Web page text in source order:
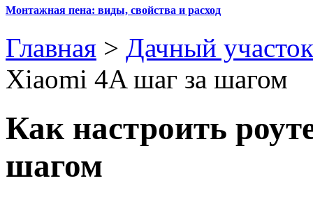
Монтажная пена: виды, свойства и расход
Главная > Дачный участок
Xiaomi 4A шаг за шагом
Как настроить
шагом